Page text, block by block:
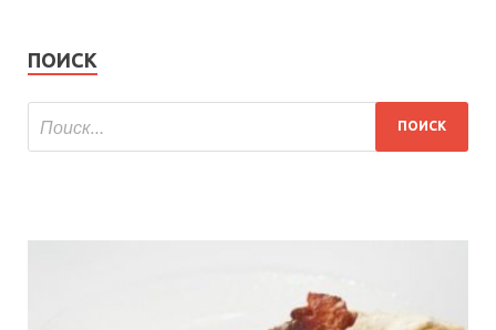
ПОИСК